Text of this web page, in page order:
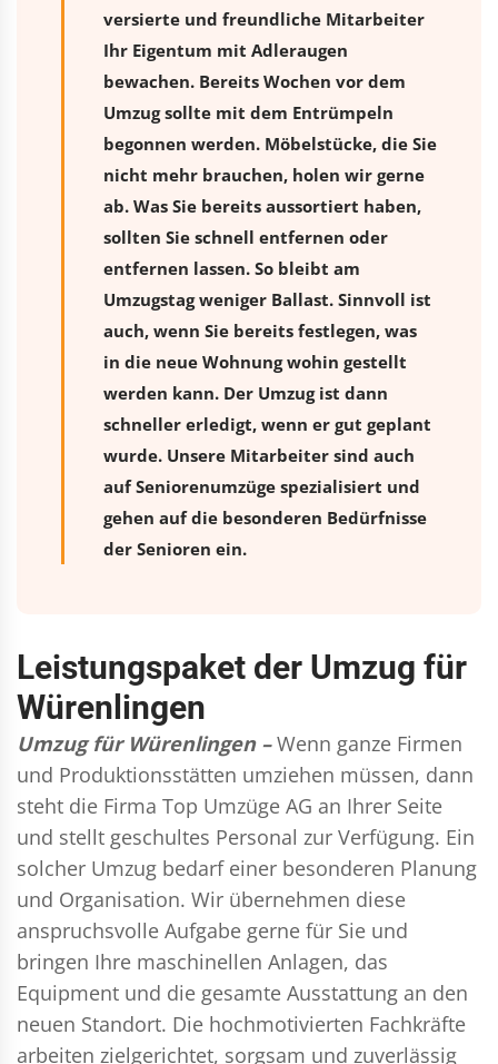
versierte und freundliche Mitarbeiter
Ihr Eigentum mit Adleraugen
bewachen. Bereits Wochen vor dem
Umzug sollte mit dem Entrümpeln
begonnen werden. Möbelstücke, die Sie
nicht mehr brauchen, holen wir gerne
ab. Was Sie bereits aussortiert haben,
sollten Sie schnell entfernen oder
entfernen lassen. So bleibt am
Umzugstag weniger Ballast. Sinnvoll ist
auch, wenn Sie bereits festlegen, was
in die neue Wohnung wohin gestellt
werden kann. Der Umzug ist dann
schneller erledigt, wenn er gut geplant
wurde. Unsere Mitarbeiter sind auch
auf Seniorenumzüge spezialisiert und
gehen auf die besonderen Bedürfnisse
der Senioren ein.
Leistungspaket der Umzug für
Würenlingen
Umzug für Würenlingen – Wenn ganze Firmen
und Produktionsstätten umziehen müssen, dann
steht die Firma Top Umzüge AG an Ihrer Seite
und stellt geschultes Personal zur Verfügung. Ein
solcher Umzug bedarf einer besonderen Planung
und Organisation. Wir übernehmen diese
anspruchsvolle Aufgabe gerne für Sie und
bringen Ihre maschinellen Anlagen, das
Equipment und die gesamte Ausstattung an den
neuen Standort. Die hochmotivierten Fachkräfte
arbeiten zielgerichtet, sorgsam und zuverlässig